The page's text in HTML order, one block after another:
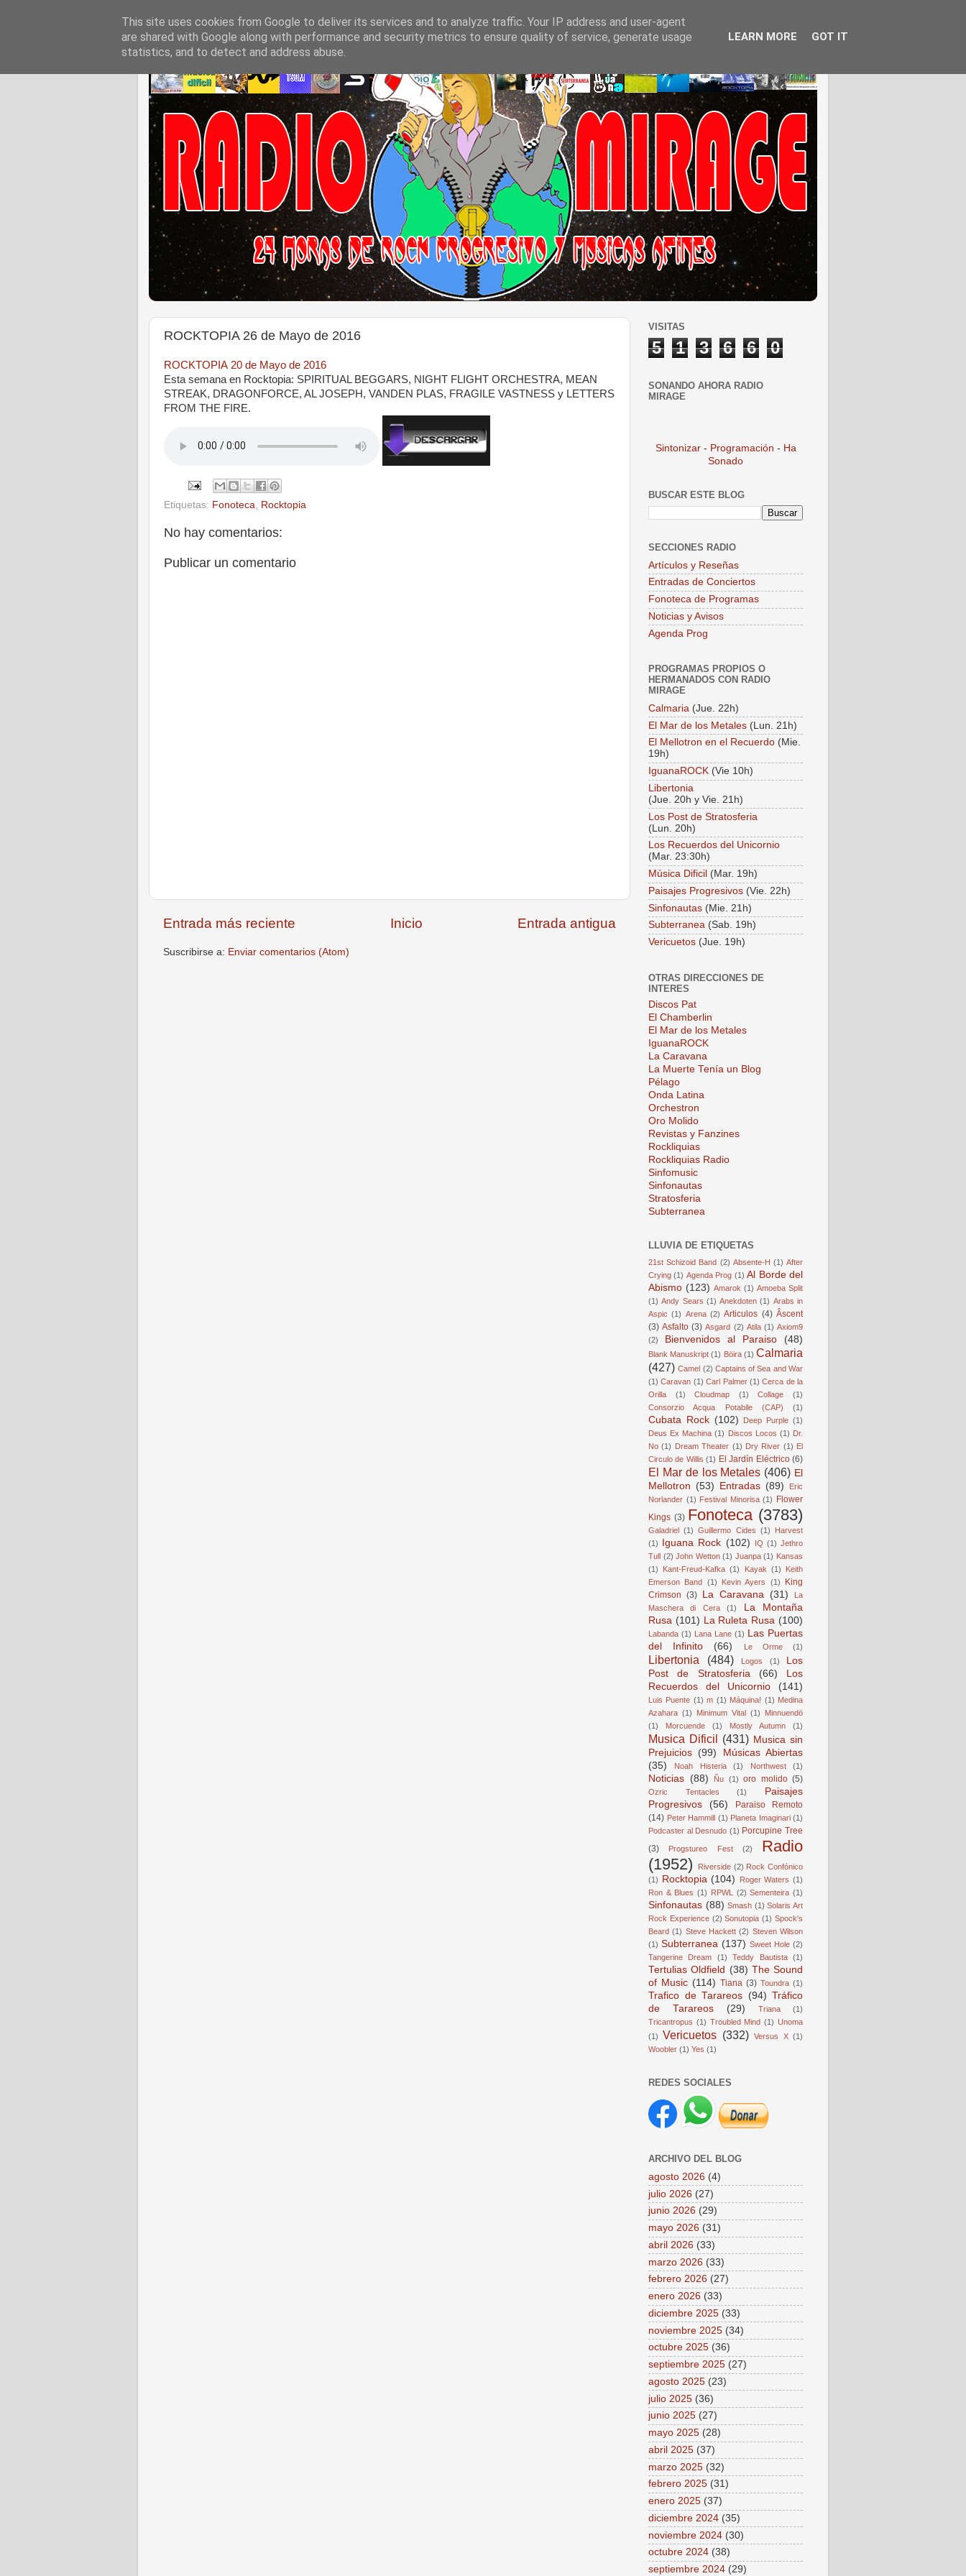
ROCKTOPIA 26 de Mayo de 2016
ROCKTOPIA 20 de Mayo de 2016
Esta semana en Rocktopia: SPIRITUAL BEGGARS, NIGHT FLIGHT ORCHESTRA, MEAN
STREAK, DRAGONFORCE, AL JOSEPH, VANDEN PLAS, FRAGILE VASTNESS y LETTERS
FROM THE FIRE.
Etiquetas: Fonoteca, Rocktopia
No hay comentarios:
Publicar un comentario
Entrada más reciente Entrada antigua
Inicio
Suscribirse a: Enviar comentarios (Atom)
VISITAS
5 1 3 6 6 0
SONANDO AHORA RADIO
MIRAGE
Sintonizar - Programación - Ha
Sonado
BUSCAR ESTE BLOG
SECCIONES RADIO
Artículos y Reseñas
Entradas de Conciertos
Fonoteca de Programas
Noticias y Avisos
Agenda Prog
PROGRAMAS PROPIOS O
HERMANADOS CON RADIO
MIRAGE
Calmaria (Jue. 22h)
El Mar de los Metales (Lun. 21h)
El Mellotron en el Recuerdo (Mie.
19h)
IguanaROCK (Vie 10h)
Libertonia
(Jue. 20h y Vie. 21h)
Los Post de Stratosferia
(Lun. 20h)
Los Recuerdos del Unicornio
(Mar. 23:30h)
Música Dificil (Mar. 19h)
Paisajes Progresivos (Vie. 22h)
Sinfonautas (Mie. 21h)
Subterranea (Sab. 19h)
Vericuetos (Jue. 19h)
OTRAS DIRECCIONES DE
INTERES
Discos Pat
El Chamberlin
El Mar de los Metales
IguanaROCK
La Caravana
La Muerte Tenía un Blog
Pélago
Onda Latina
Orchestron
Oro Molido
Revistas y Fanzines
Rockliquias
Rockliquias Radio
Sinfomusic
Sinfonautas
Stratosferia
Subterranea
LLUVIA DE ETIQUETAS
21st Schizoid Band (2) Absente-H (1) After
Crying (1) Agenda Prog (1) Al Borde del
Abismo (123) Amarok (1) Amoeba Split
(1) Andy Sears (1) Anekdoten (1) Arabs in
Aspic (1) Arena (2) Articulos (4) Âscent
(3) Asfalto (3) Asgard (2) Atila (1) Axiom9
(2)
Bienvenidos al Paraiso (48)
Blank Manuskript (1) Böira (1) Calmaria
(427) Camel (2) Captains of Sea and War
(1) Caravan (1) Carl Palmer (1) Cerca de la
Orilla
(1) Cloudmap (1) Collage
(1)
Consorzio Acqua Potabile (CAP)
(1)
Cubata Rock (102) Deep Purple (1)
Deus Ex Machina (1) Discos Locos (1) Dr.
No (1) Dream Theater (1) Dry River (1) El
Circulo de Willis (1) El Jardín Eléctrico (6)
El Mar de los Metales (406) El
Mellotron (53) Entradas (89)
Eric
Norlander (1) Festival Minorisa (1) Flower
Kings (3) Fonoteca (3783)
Galadriel (1) Guillermo Cides (1)
Harvest
(1) Iguana Rock (102) IQ (1) Jethro
Tull (2) John Wetton (1) Juanpa (1) Kansas
(1)
Kant-Freud-Kafka (1) Kayak (1)
Keith
Emerson Band (1) Kevin Ayers (1)
King
Crimson (3) La Caravana (31)
La
Maschera di Cera
(1)
La Montaña
Rusa (101) La Ruleta Rusa (100)
Labanda (1) Lana Lane (1) Las Puertas
del Infinito
(66) Le Orme (1)
Libertonia (484) Logos (1)
Los
Post de Stratosferia
(66)
Los
Recuerdos del Unicornio
(141)
Luis Puente (1) m (1) Máquina! (1) Medina
Azahara (1) Minimum Vital (1)
Minnuendö
(1)
Morcuende (1) Mostly Autumn (1)
Musica Dificil (431) Musica sin
Prejuicios (99)
Músicas Abiertas
(35)
Noah Histeria (1) Northwest (1)
Noticias (88) Ñu (1) oro molido (5)
Ozric Tentacles (1)
Paisajes
Progresivos
(56)
Paraiso Remoto
(14) Peter Hammill (1) Planeta Imaginari (1)
Podcaster al Desnudo (1) Porcupine Tree
(3)
Progstureo Fest (2)
Radio
(1952)
Riverside (2) Rock Confónico
(1) Rocktopia (104) Roger Waters (1)
Ron & Blues (1) RPWL (2) Sementeira (1)
Sinfonautas (88) Smash (1) Solaris Art
Rock Experience (2) Sonutopia (1) Spock's
Beard (1) Steve Hackett (2) Steven Wilson
(1) Subterranea (137) Sweet Hole (2)
Tangerine Dream
(1) Teddy Bautista (1)
Tertulias Oldfield (38) The Sound
of Music (114) Tiana (3) Toundra (1)
Trafico de Tarareos (94) Tráfico
de Tarareos
(29) Triana
(1)
Tricantropus (1) Troubled Mind (1) Unoma
(1)
Vericuetos (332) Versus X (1)
Woobler (1) Yes (1)
REDES SOCIALES
ARCHIVO DEL BLOG
agosto 2026 (4)
julio 2026 (27)
junio 2026 (29)
mayo 2026 (31)
abril 2026 (33)
marzo 2026 (33)
febrero 2026 (27)
enero 2026 (33)
diciembre 2025 (33)
noviembre 2025 (34)
octubre 2025 (36)
septiembre 2025 (27)
agosto 2025 (23)
julio 2025 (36)
junio 2025 (27)
mayo 2025 (28)
abril 2025 (37)
marzo 2025 (32)
febrero 2025 (31)
enero 2025 (37)
diciembre 2024 (35)
noviembre 2024 (30)
octubre 2024 (38)
septiembre 2024 (29)
This site uses cookies from Google to deliver its services and to analyze traffic. Your IP address and user-agent
are shared with Google along with performance and security metrics to ensure quality of service, generate usage
statistics, and to detect and address abuse.
LEARN MORE GOT IT